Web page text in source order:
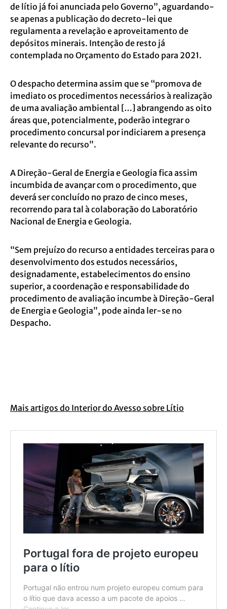
de lítio já foi anunciada pelo Governo”, aguardando-
se apenas a publicação do decreto-lei que
regulamenta a revelação e aproveitamento de
depósitos minerais. Intenção de resto já
contemplada no Orçamento do Estado para 2021.
O despacho determina assim que se “promova de
imediato os procedimentos necessários à realização
de uma avaliação ambiental […] abrangendo as oito
áreas que, potencialmente, poderão integrar o
procedimento concursal por indiciarem a presença
relevante do recurso”.
A Direção-Geral de Energia e Geologia fica assim
incumbida de avançar com o procedimento, que
deverá ser concluído no prazo de cinco meses,
recorrendo para tal à colaboração do Laboratório
Nacional de Energia e Geologia.
“Sem prejuízo do recurso a entidades terceiras para o
desenvolvimento dos estudos necessários,
designadamente, estabelecimentos do ensino
superior, a coordenação e responsabilidade do
procedimento de avaliação incumbe à Direção-Geral
de Energia e Geologia”, pode ainda ler-se no
Despacho.
Mais artigos do Interior do Avesso sobre Lítio